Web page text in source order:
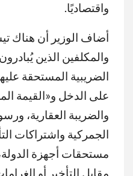
واقتصاديًا.
أضاف الوزير أن هناك
والمكلفين الذين
الضريبية المستحقة
على الدخل و«القيمة
والضريبة العقارية،
الجمركية واشتراكات
مستحقات أجهزة
مقابل التأخير أو